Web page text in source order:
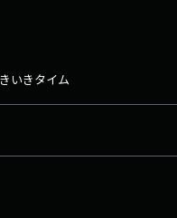
1134joqr」 文化放送
いきタイム